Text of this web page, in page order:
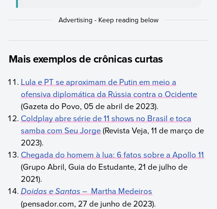
Mais exemplos de crônicas curtas
Lula e PT se aproximam de Putin em meio a
ofensiva diplomática da Rússia contra o Ocidente
(Gazeta do Povo, 05 de abril de 2023).
Coldplay abre série de 11 shows no Brasil e toca
samba com Seu Jorge(Revista Veja, 11 de março de
2023).
Chegada do homem à lua: 6 fatos sobre a Apollo 11
(Grupo Abril, Guia do Estudante, 21 de julho de
2021).
Doidas e Santas– Martha Medeiros
(pensador.com, 27 de junho de 2023).